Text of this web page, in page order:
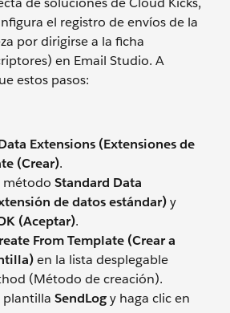
el registro de envíos de la
por dirigirse a la ficha
en Email Studio. A
estos pasos:
Extensions (Extensiones de
(Crear).
método Standard Data
de datos estándar)y
(Aceptar).
From Template (Crear a
en la lista desplegable
(Método de creación).
plantilla SendLogy haga clic en